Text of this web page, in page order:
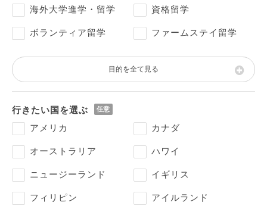
海外大学進学・留学 資格留学
ボランティア留学 ファームステイ留学
目的を全て見る
行きたい国を選ぶ
アメリカ
カナダ
オーストラリア ハワイ
ニュージーランド イギリス
フィリピン アイルランド